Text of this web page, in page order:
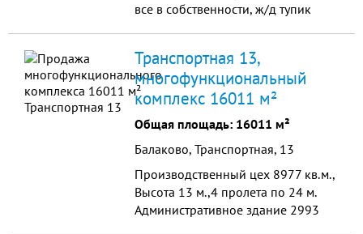
все в собственности, ж/д тупик
Транспортная 13,
многофункциональный
комплекс 16011 м²
Общая площадь: 16011 м²
Балаково, Транспортная, 13
Производственный цех 8977 кв.м.,
Высота 13 м.,4 пролета по 24 м.
Административное здание 2993